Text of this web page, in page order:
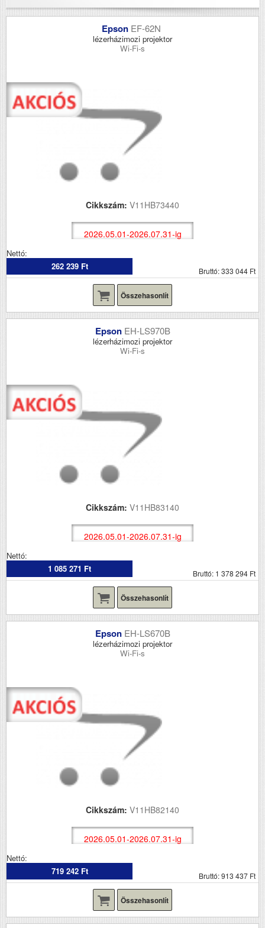
Epson EF-62N
lézerházimozi projektor
Wi-Fi-s
Cikkszám: V11HB73440
2026.05.01-2026.07.31-ig
Nettó:
262 239 Ft
Bruttó: 333 044 Ft
Összehasonlít
Epson EH-LS970B
lézerházimozi projektor
Wi-Fi-s
Cikkszám: V11HB83140
2026.05.01-2026.07.31-ig
Nettó:
1 085 271 Ft
Bruttó: 1 378 294 Ft
Összehasonlít
Epson EH-LS670B
lézerházimozi projektor
Wi-Fi-s
Cikkszám: V11HB82140
2026.05.01-2026.07.31-ig
Nettó:
719 242 Ft
Bruttó: 913 437 Ft
Összehasonlít